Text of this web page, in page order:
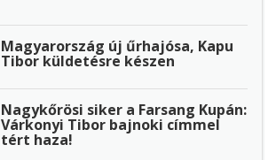
Magyarország új űrhajósa, Kapu
Tibor küldetésre készen
Nagykőrösi siker a Farsang Kupán:
Várkonyi Tibor bajnoki címmel
tért haza!